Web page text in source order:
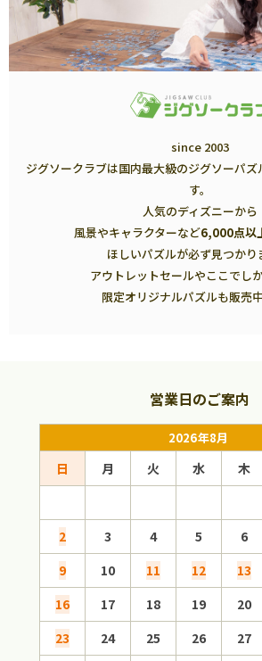
since 2003
ジグソークラブは国内最大級のジグソーパ
す。
人気のディズニーから
風景やキャラクターなど6,000点以
ほしいパズルが必ず見つかり
アウトレットセールやここでし
限定オリジナルパズルも販売
営業日のご案内
2026年8月
日 月 火 水 木
2
3 4 5 6
9
10 11 12 13
16
17 18 19 20
23
24 25 26 27